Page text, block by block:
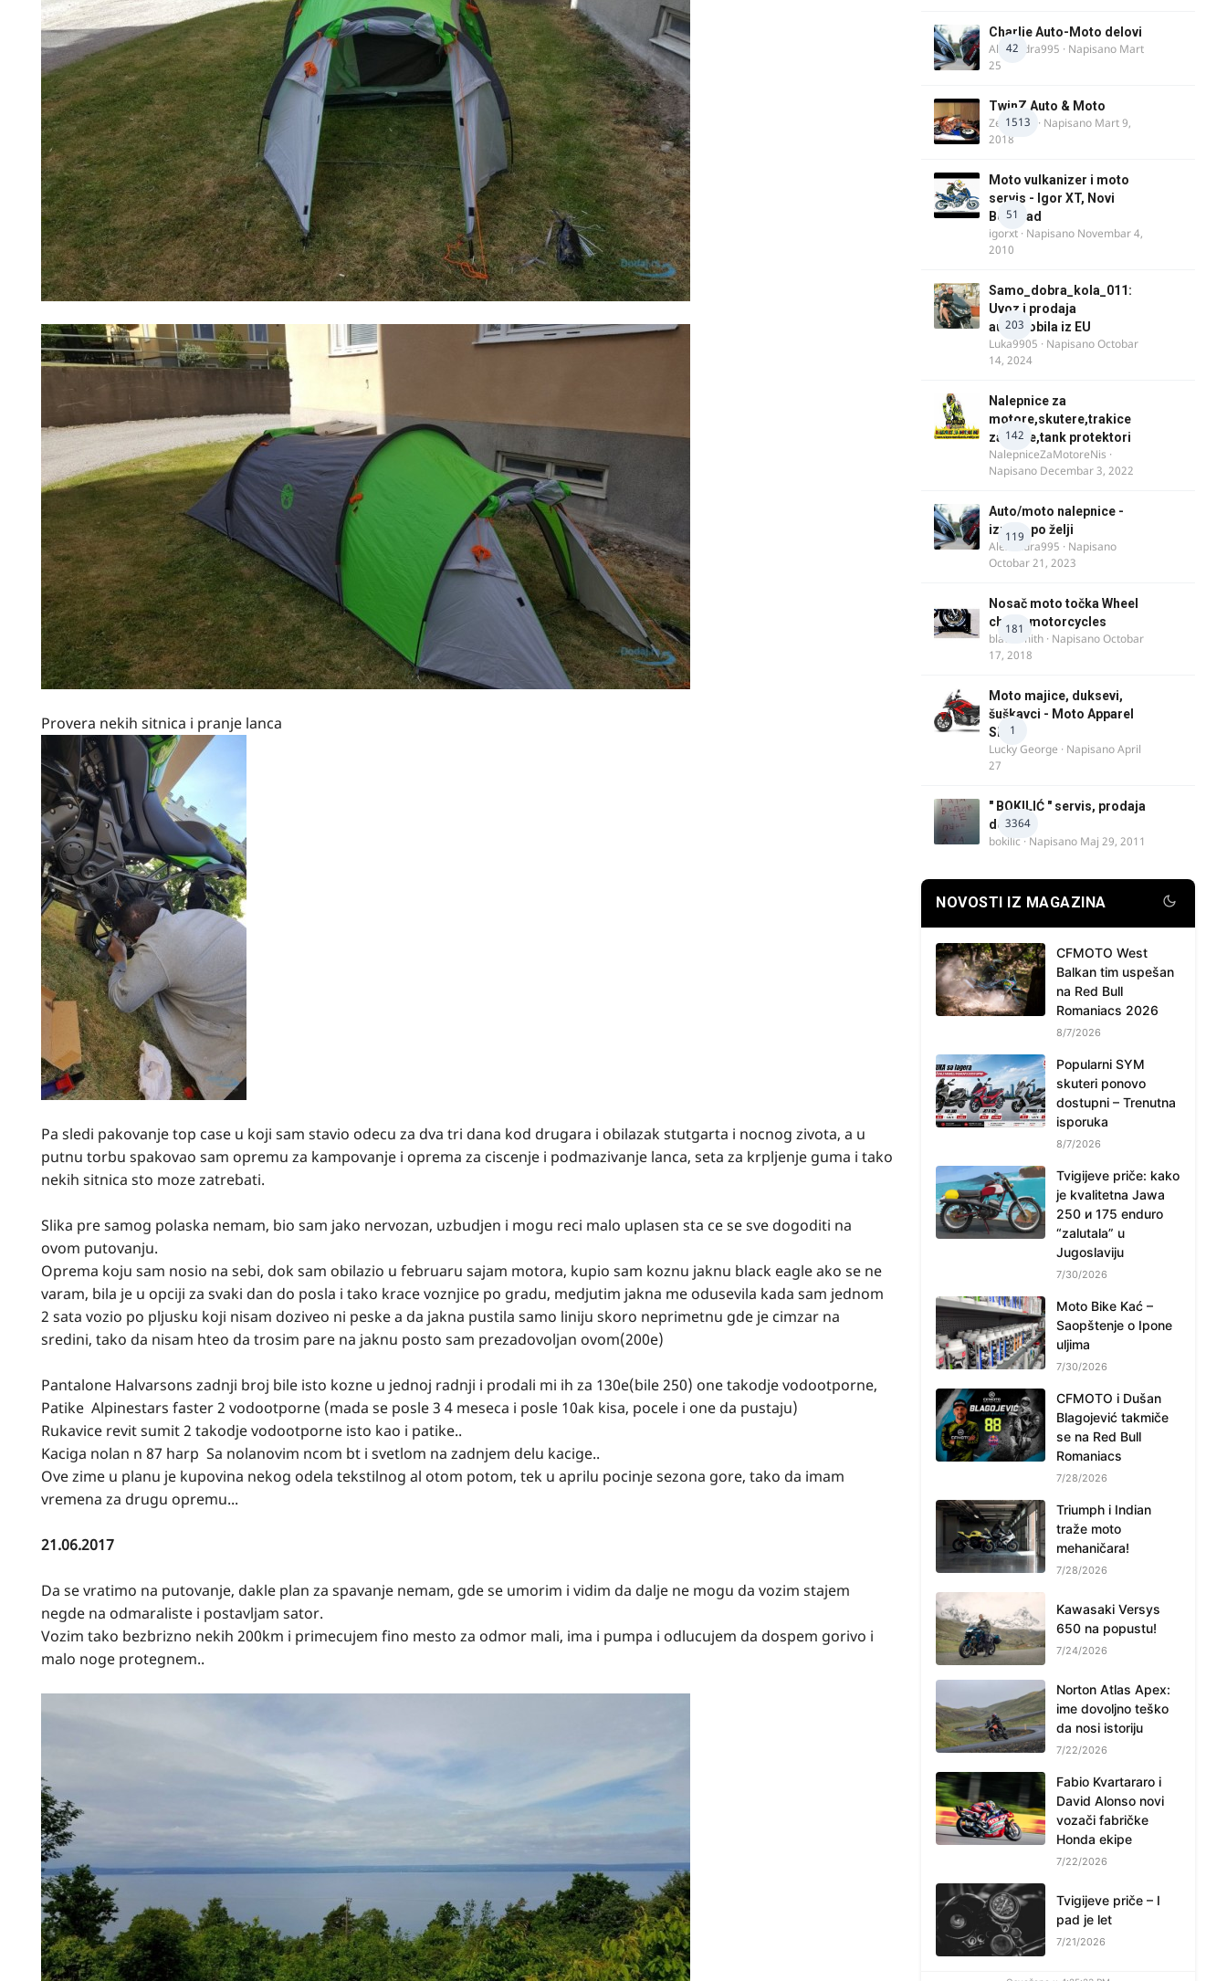
Provera nekih sitnica i pranje lanca
Pa sledi pakovanje top case u koji sam stavio odecu za dva tri dana kod drugara i obilazak stutgarta i nocnog zivota, a u
putnu torbu spakovao sam opremu za kampovanje i oprema za ciscenje i podmazivanje lanca, seta za krpljenje guma i tako
nekih sitnica sto moze zatrebati.
Slika pre samog polaska nemam, bio sam jako nervozan, uzbudjen i mogu reci malo uplasen sta ce se sve dogoditi na
ovom putovanju.
Oprema koju sam nosio na sebi, dok sam obilazio u februaru sajam motora, kupio sam koznu jaknu black eagle ako se ne
varam, bila je u opciji za svaki dan do posla i tako krace voznjice po gradu, medjutim jakna me odusevila kada sam jednom
2 sata vozio po pljusku koji nisam doziveo ni peske a da jakna pustila samo liniju skoro neprimetnu gde je cimzar na
sredini, tako da nisam hteo da trosim pare na jaknu posto sam prezadovoljan ovom(200e)
Pantalone Halvarsons zadnji broj bile isto kozne u jednoj radnji i prodali mi ih za 130e(bile 250) one takodje vodootporne,
Patike Alpinestars faster 2 vodootporne (mada se posle 3 4 meseca i posle 10ak kisa, pocele i one da pustaju)
Rukavice revit sumit 2 takodje vodootporne isto kao i patike..
Kaciga nolan n 87 harp Sa nolanovim ncom bt i svetlom na zadnjem delu kacige..
Ove zime u planu je kupovina nekog odela tekstilnog al otom potom, tek u aprilu pocinje sezona gore, tako da imam
vremena za drugu opremu...
21.06.2017
Da se vratimo na putovanje, dakle plan za spavanje nemam, gde se umorim i vidim da dalje ne mogu da vozim stajem
negde na odmaraliste i postavljam sator.
Vozim tako bezbrizno nekih 200km i primecujem fino mesto za odmor mali, ima i pumpa i odlucujem da dospem gorivo i
malo noge protegnem..
42
Charlie Auto-Moto delovi
Alexandra995 · Napisano Mart
25
1513
TwinZ Auto & Moto
Zeljkamp · Napisano Mart 9,
2018
51
Moto vulkanizer i moto
servis - Igor XT, Novi
Beograd
igorxt · Napisano Novembar 4,
2010
203
Samo_dobra_kola_011:
Uvoz i prodaja
automobila iz EU
Luka9905 · NapisanoOctobar
14, 2024
142
Nalepnice za
motore,skutere,trakice
za felne,tank protektori
NalepniceZaMotoreNis ·
Napisano Decembar 3, 2022
119
Auto/moto nalepnice -
izrada po želji
Alexandra995 · Napisano
Octobar 21, 2023
181
Nosač moto točka Wheel
chock motorcycles
blacksmith · NapisanoOctobar
17, 2018
1
Moto majice, duksevi,
šuškavci - Moto Apparel
SRB
Lucky George · NapisanoApril
27
3364
" BOKILIĆ " servis, prodaja
delova
bokilic · Napisano Maj 29, 2011
NOVOSTI IZ MAGAZINA
CFMOTO West
Balkan tim uspešan
na Red Bull
Romaniacs 2026
8/7/2026
Popularni SYM
skuteri ponovo
dostupni – Trenutna
isporuka
8/7/2026
Tvigijeve priče: kako
je kvalitetna Jawa
250 и 175 enduro
“zalutala” u
Jugoslaviju
7/30/2026
Moto Bike Kać –
Saopštenje o Ipone
uljima
7/30/2026
CFMOTO i Dušan
Blagojević takmiče
se na Red Bull
Romaniacs
7/28/2026
Triumph i Indian
traže moto
mehaničara!
7/28/2026
Kawasaki Versys
650 na popustu!
7/24/2026
Norton Atlas Apex:
ime dovoljno teško
da nosi istoriju
7/22/2026
Fabio Kvartararo i
David Alonso novi
vozači fabričke
Honda ekipe
7/22/2026
Tvigijeve priče – I
pad je let
7/21/2026